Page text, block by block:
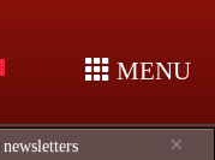
MENU
×